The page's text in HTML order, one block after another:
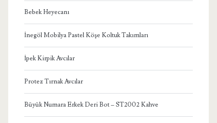
Bebek Heyecanı
İnegöl Mobilya Pastel Köşe Koltuk Takımları
İpek Kirpik Avcılar
Protez Tırnak Avcılar
Büyük Numara Erkek Deri Bot – ST2002 Kahve